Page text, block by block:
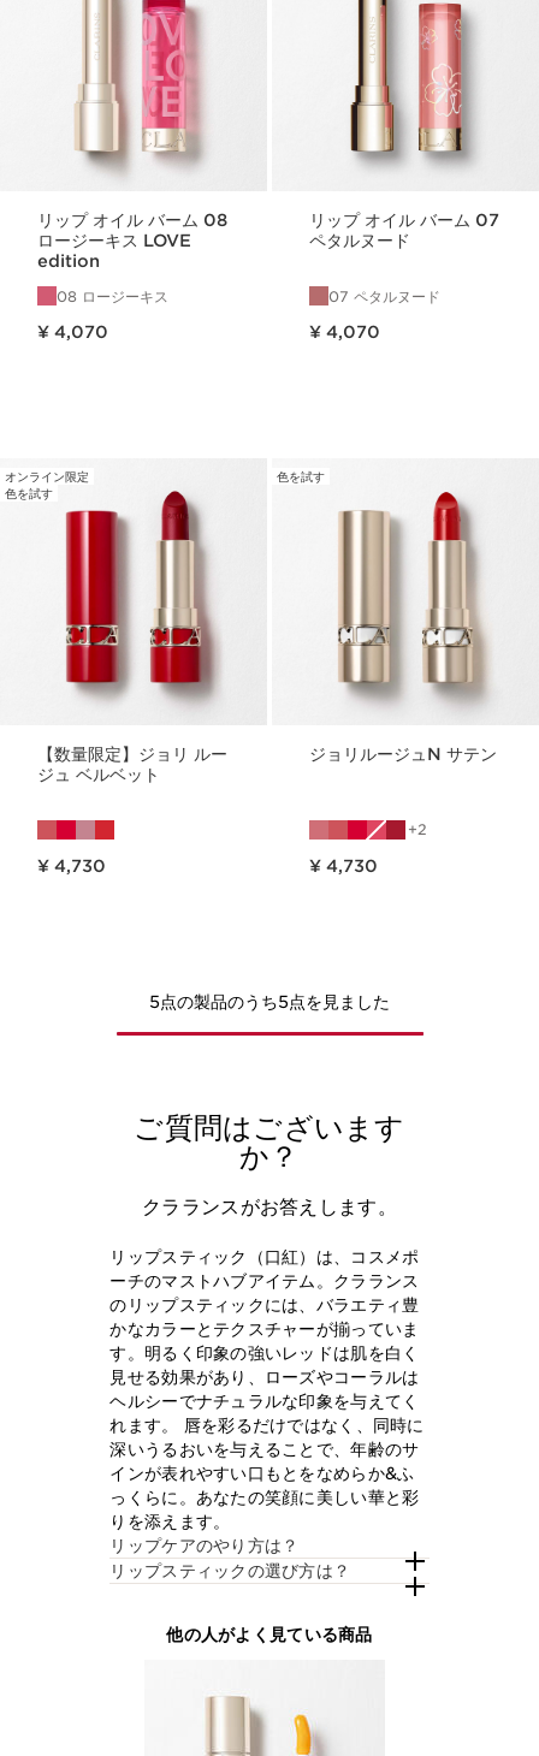
リップ オイル バーム 08
ロージーキス LOVE
edition
08 ロージーキス
¥ 4,070
リップ オイル バーム 07
ペタルヌード
07 ペタルヌード
¥ 4,070
オンライン限定
色を試す
【数量限定】ジョリ ルー
ジュ ベルベット
¥ 4,730
色を試す
ジョリルージュN サテン
2
¥ 4,730
5点の製品のうち5点を見ました
ご質問はございます
か？
クラランスがお答えします。
リップスティック（口紅）は、コスメポ
ーチのマストハブアイテム。クラランス
のリップスティックには、バラエティ豊
かなカラーとテクスチャーが揃っていま
す。明るく印象の強いレッドは肌を白く
見せる効果があり、ローズやコーラルは
ヘルシーでナチュラルな印象を与えてく
れます。 唇を彩るだけではなく、同時に
深いうるおいを与えることで、年齢のサ
インが表れやすい口もとをなめらか&ふ
っくらに。あなたの笑顔に美しい華と彩
りを添えます。
リップケアのやり方は？
リップスティックの選び方は？
他の人がよく見ている商品